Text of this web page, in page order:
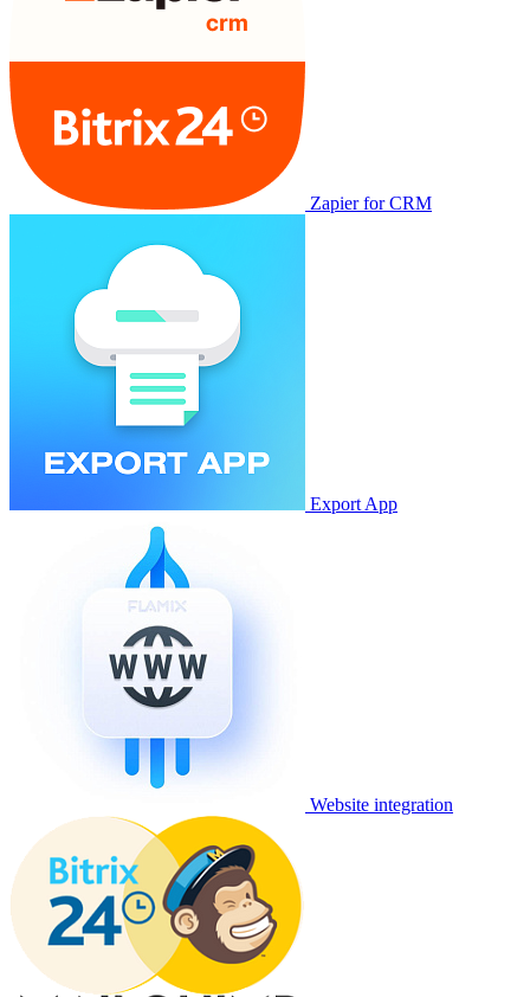
Zapier for CRM
Export App
Website integration